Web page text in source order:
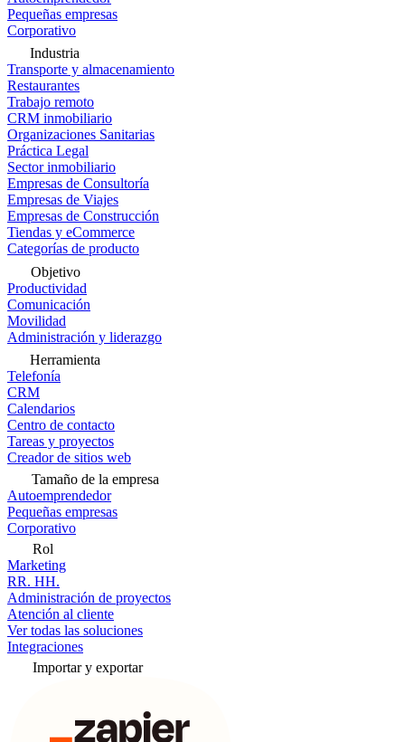
Pequeñas empresas
Corporativo
Industria
Transporte y almacenamiento
Restaurantes
Trabajo remoto
CRM inmobiliario
Organizaciones Sanitarias
Práctica Legal
Sector inmobiliario
Empresas de Consultoría
Empresas de Viajes
Empresas de Construcción
Tiendas y eCommerce
Categorías de producto
Objetivo
Productividad
Comunicación
Movilidad
Administración y liderazgo
Herramienta
Telefonía
CRM
Calendarios
Centro de contacto
Tareas y proyectos
Creador de sitios web
Tamaño de la empresa
Autoemprendedor
Pequeñas empresas
Corporativo
Rol
Marketing
RR. HH.
Administración de proyectos
Atención al cliente
Ver todas las soluciones
Integraciones
Importar y exportar